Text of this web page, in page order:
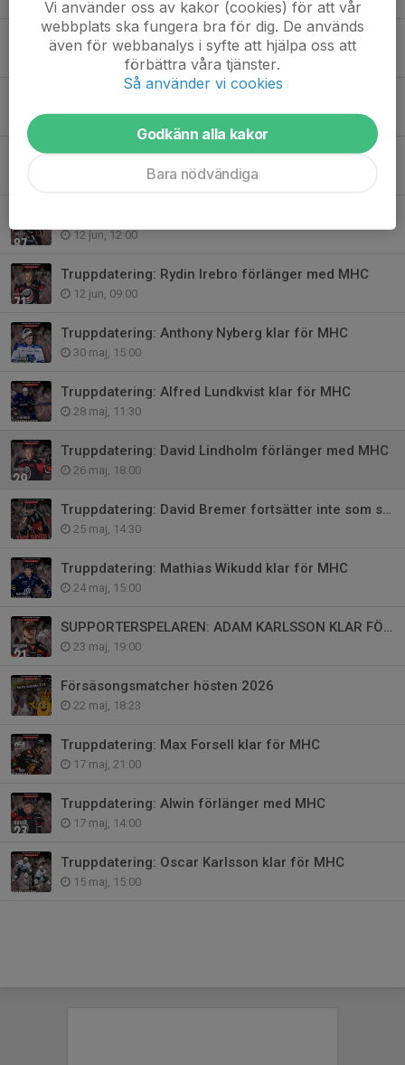
Sommarkrönika 2026: BTO har ordet
28 jul, 10:00
18 jun, 09:00
Truppdatering: Tack Mike & Sebbe!
12 jun, 12:00
Truppdatering: Rydin Irebro förlänger med MHC
12 jun, 09:00
Truppdatering: Anthony Nyberg klar för MHC
30 maj, 15:00
Truppdatering: Alfred Lundkvist klar för MHC
28 maj, 11:30
Truppdatering: David Lindholm förlänger med MHC
26 maj, 18:00
Truppdatering: David Bremer fortsätter inte som spelare i MHC
25 maj, 14:30
Truppdatering: Mathias Wikudd klar för MHC
24 maj, 15:00
SUPPORTERSPELAREN: ADAM KARLSSON KLAR FÖR MHC!
23 maj, 19:00
Försäsongsmatcher hösten 2026
22 maj, 18:23
Truppdatering: Max Forsell klar för MHC
17 maj, 21:00
Truppdatering: Alwin förlänger med MHC
17 maj, 14:00
Truppdatering: Oscar Karlsson klar för MHC
15 maj, 15:00
Vi använder oss av kakor (cookies) för att vår
webbplats ska fungera bra för dig. De används
även för webbanalys i syfte att hjälpa oss att
förbättra våra tjänster.
Så använder vi cookies
Godkänn alla kakor
Bara nödvändiga